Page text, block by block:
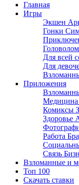
Главная
Игры
Экшен
Гонки
Для всей
Для
Приложения
Медицина
Комиксы
Здоровье
Работа
Связь
Взломанные и
Топ 100
Скачать ставки